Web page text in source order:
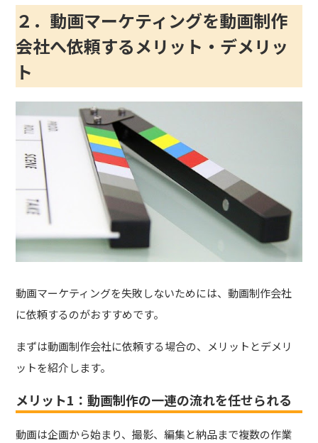
２．動画マーケティングを動画制作
会社へ依頼するメリット・デメリッ
ト
動画マーケティングを失敗しないためには、動画制作会社
に依頼するのがおすすめです。
まずは動画制作会社に依頼する場合の、メリットとデメリ
ットを紹介します。
メリット1：動画制作の一連の流れを任せられる
動画は企画から始まり、撮影、編集と納品まで複数の作業